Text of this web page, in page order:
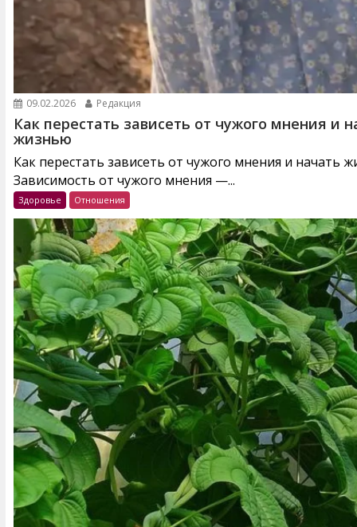
09.02.2026 Редакция
Как перестать зависеть от чужого мнения и
жизнью
Как перестать зависеть от чужого мнения и начать
Зависимость от чужого мнения —...
Здоровье Отношения